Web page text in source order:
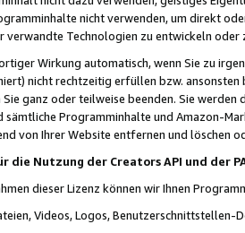
nicht verwenden, um direkt
verwandte Technologien zu entwickeln
Wirkung automatisch, wenn Sie zu
nicht rechtzeitig erfüllen bzw. ansonsten
ganz oder teilweise beenden. Sie werden
sämtliche Programminhalte und Amazon-
von Ihrer Website entfernen und löschen
die Nutzung der Creators API und der
dieser Lizenz können wir Ihnen
Videos, Logos, Benutzerschnittstellen-